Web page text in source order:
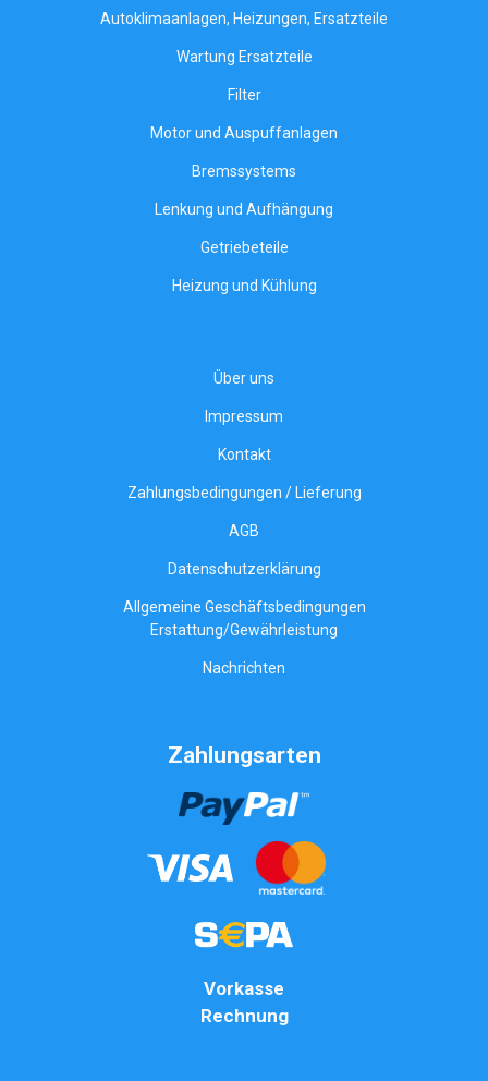
Autoklimaanlagen, Heizungen, Ersatzteile
Wartung Ersatzteile
Filter
Motor und Auspuffanlagen
Bremssystems
Lenkung und Aufhängung
Getriebeteile
Heizung und Kühlung
Über uns
Impressum
Kontakt
Zahlungsbedingungen / Lieferung
AGB
Datenschutzerklärung
Allgemeine Geschäftsbedingungen
Erstattung/Gewährleistung
Nachrichten
Zahlungsarten
Vorkasse
Rechnung